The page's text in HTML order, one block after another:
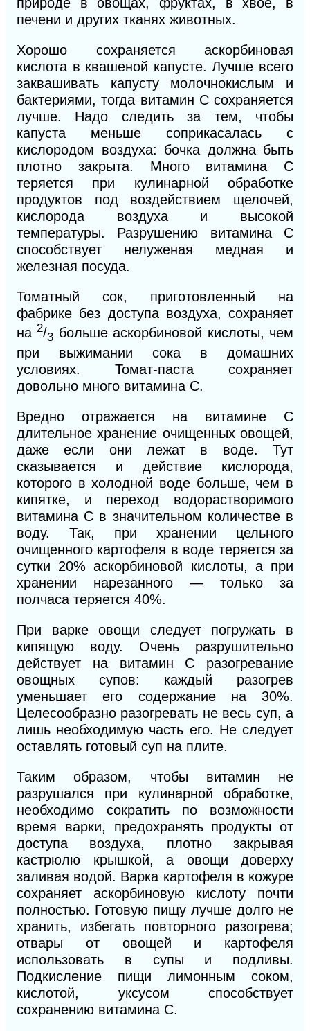
печени и других тканях животных.
Хорошо сохраняется аскорбиновая
кислота в квашеной капусте. Лучше всего
заквашивать капусту молочнокислым и
бактериями, тогда витамин С сохраняется
лучше. Надо следить за тем, чтобы
капуста меньше соприкасалась с
кислородом воздуха: бочка должна быть
плотно закрыта. Много витамина С
теряется при кулинарной обработке
продуктов под воздействием щелочей,
кислорода воздуха и высокой
температуры. Разрушению витамина С
способствует нелуженая медная и
железная посуда.
Томатный сок, приготовленный на
фабрике без доступа воздуха, сохраняет
на2/3 больше аскорбиновой кислоты, чем
при выжимании сока в домашних
условиях. Томат-паста сохраняет
довольно много витамина С.
Вредно отражается на витамине С
длительное хранение очищенных овощей,
даже если они лежат в воде. Тут
сказывается и действие кислорода,
которого в холодной воде больше, чем в
кипятке, и переход водорастворимого
витамина С в значительном количестве в
воду. Так, при хранении цельного
очищенного картофеля в воде теряется за
сутки 20% аскорбиновой кислоты, а при
хранении нарезанного — только за
полчаса теряется 40%.
При варке овощи следует погружать в
кипящую воду. Очень разрушительно
действует на витамин С разогревание
овощных супов: каждый разогрев
уменьшает его содержание на 30%.
Целесообразно разогревать не весь суп, а
лишь необходимую часть его. Не следует
оставлять готовый суп на плите.
Таким образом, чтобы витамин не
разрушался при кулинарной обработке,
необходимо сократить по возможности
время варки, предохранять продукты от
доступа воздуха, плотно закрывая
кастрюлю крышкой, а овощи доверху
заливая водой. Варка картофеля в кожуре
сохраняет аскорбиновую кислоту почти
полностью. Готовую пищу лучше долго не
хранить, избегать повторного разогрева;
отвары от овощей и картофеля
использовать в супы и подливы.
Подкисление пищи лимонным соком,
кислотой, уксусом способствует
сохранению витамина С.